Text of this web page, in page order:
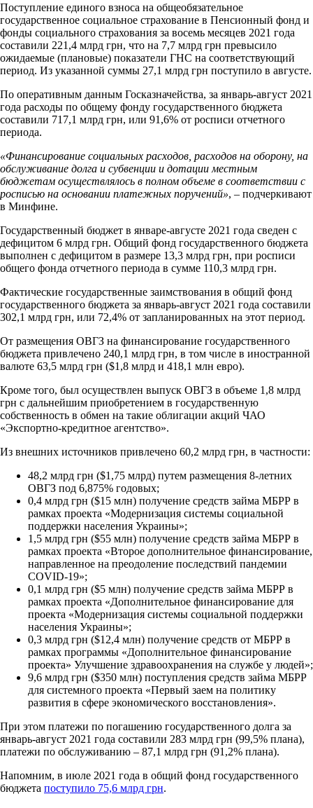
Поступление единого взноса на общеобязательное
государственное социальное страхование в Пенсионный фонд и
фонды социального страхования за восемь месяцев 2021 года
составили 221,4 млрд грн, что на 7,7 млрд грн превысило
ожидаемые (плановые) показатели ГНС на соответствующий
период. Из указанной суммы 27,1 млрд грн поступило в августе.
По оперативным данным Госказначейства, за январь-август 2021
года расходы по общему фонду государственного бюджета
составили 717,1 млрд грн, или 91,6% от росписи отчетного
периода.
«Финансирование социальных расходов, расходов на оборону, на
обслуживание долга и субвенции и дотации местным
бюджетам осуществлялось в полном объеме в соответствии с
росписью на основании платежных поручений», – подчеркивают
в Минфине.
Государственный бюджет в январе-августе 2021 года сведен с
дефицитом 6 млрд грн. Общий фонд государственного бюджета
выполнен с дефицитом в размере 13,3 млрд грн, при росписи
общего фонда отчетного периода в сумме 110,3 млрд грн.
Фактические государственные заимствования в общий фонд
государственного бюджета за январь-август 2021 года составили
302,1 млрд грн, или 72,4% от запланированных на этот период.
От размещения ОВГЗ на финансирование государственного
бюджета привлечено 240,1 млрд грн, в том числе в иностранной
валюте 63,5 млрд грн ($1,8 млрд и 418,1 млн евро).
Кроме того, был осуществлен выпуск ОВГЗ в объеме 1,8 млрд
грн с дальнейшим приобретением в государственную
собственность в обмен на такие облигации акций ЧАО
«Экспортно-кредитное агентство».
Из внешних источников привлечено 60,2 млрд грн, в частности:
48,2 млрд грн ($1,75 млрд) путем размещения 8-летних
ОВГЗ под 6,875% годовых;
0,4 млрд грн ($15 млн) получение средств займа МБРР в
рамках проекта «Модернизация системы социальной
поддержки населения Украины»;
1,5 млрд грн ($55 млн) получение средств займа МБРР в
рамках проекта «Второе дополнительное финансирование,
направленное на преодоление последствий пандемии
СOVID-19»;
0,1 млрд грн ($5 млн) получение средств займа МБРР в
рамках проекта «Дополнительное финансирование для
проекта «Модернизация системы социальной поддержки
населения Украины»;
0,3 млрд грн ($12,4 млн) получение средств от МБРР в
рамках программы «Дополнительное финансирование
проекта» Улучшение здравоохранения на службе у людей»;
9,6 млрд грн ($350 млн) поступления средств займа МБРР
для системного проекта «Первый заем на политику
развития в сфере экономического восстановления».
При этом платежи по погашению государственного долга за
январь-август 2021 года составили 283 млрд грн (99,5% плана),
платежи по обслуживанию – 87,1 млрд грн (91,2% плана).
Напомним, в июле 2021 года в общий фонд государственного
бюджета поступило 75,6 млрд грн.